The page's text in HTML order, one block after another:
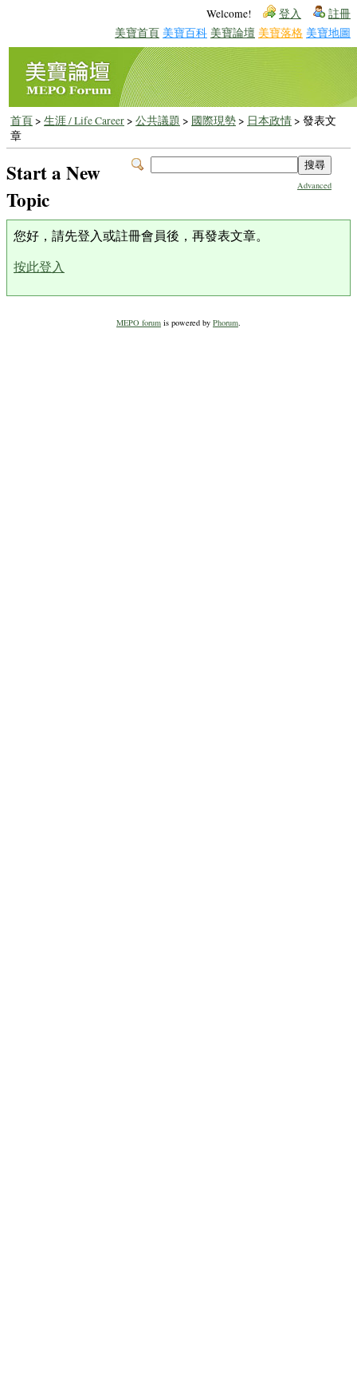
Welcome! 登入 註冊
美寶首頁 美寶百科 美寶論壇 美寶落格 美寶地圖
首頁> 生涯 / Life Career> 公共議題 > 國際現勢> 日本政情> 發表文
章
Advanced
Start a New
Topic
您好，請先登入或註冊會員後，再發表文章。
按此登入
MEPO forum is powered by Phorum.